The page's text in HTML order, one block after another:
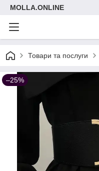
MOLLA.ONLINE
Товари та послуги
–25%